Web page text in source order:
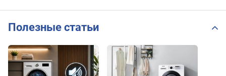
Полезные статьи